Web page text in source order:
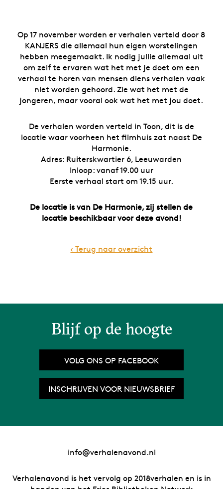
Op 17 november worden er verhalen verteld door 8
KANJERS die allemaal hun eigen worstelingen
hebben meegemaakt. Ik nodig jullie allemaal uit
om zelf te ervaren wat het met je doet om een
verhaal te horen van mensen diens verhalen vaak
niet worden gehoord. Zie wat het met de
jongeren, maar vooral ook wat het met jou doet.
De verhalen worden verteld in Toon, dit is de
locatie waar voorheen het filmhuis zat naast De
Harmonie.
Adres: Ruiterskwartier 6, Leeuwarden
Inloop: vanaf 19.00 uur
Eerste verhaal start om 19.15 uur.
De locatie is van De Harmonie, zij stellen de
locatie beschikbaar voor deze avond!
‹ Terug naar overzicht
Blijf op de hoogte
VOLG ONS OP FACEBOOK
INSCHRIJVEN VOOR NIEUWSBRIEF
info@verhalenavond.nl
Verhalenavond is het vervolg op 2018verhalen en is in